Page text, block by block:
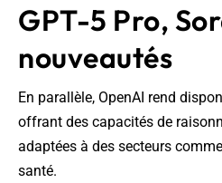
GPT-5 Pro,
nouveautés
En parallèle, OpenAI rend
offrant des capacités de
adaptées à des secteurs
santé.